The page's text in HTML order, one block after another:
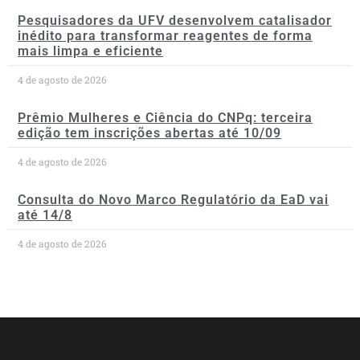
Pesquisadores da UFV desenvolvem catalisador
inédito para transformar reagentes de forma
mais limpa e eficiente
4 de agosto de 2026
Prêmio Mulheres e Ciência do CNPq: terceira
edição tem inscrições abertas até 10/09
4 de agosto de 2026
Consulta do Novo Marco Regulatório da EaD vai
até 14/8
4 de agosto de 2026